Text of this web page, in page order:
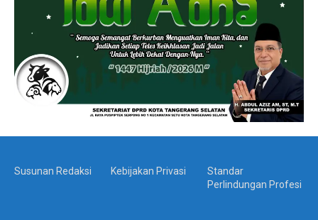
Susunan Redaksi Kebijakan Privasi
Standar
Perlindungan Profesi